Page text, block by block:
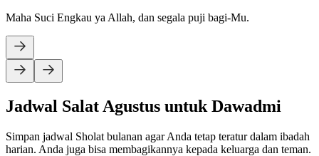
Maha Suci Engkau ya Allah, dan segala puji bagi-Mu.
Jadwal Salat Agustus untuk Dawadmi
Simpan jadwal Sholat bulanan agar Anda tetap teratur dalam ibadah
harian. Anda juga bisa membagikannya kepada keluarga dan teman.